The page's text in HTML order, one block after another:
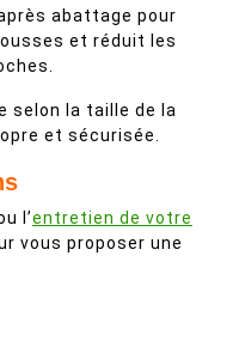
abattage pour
et réduit les
selon la taille de la
et sécurisée.
l’entretien de votre
vous proposer une